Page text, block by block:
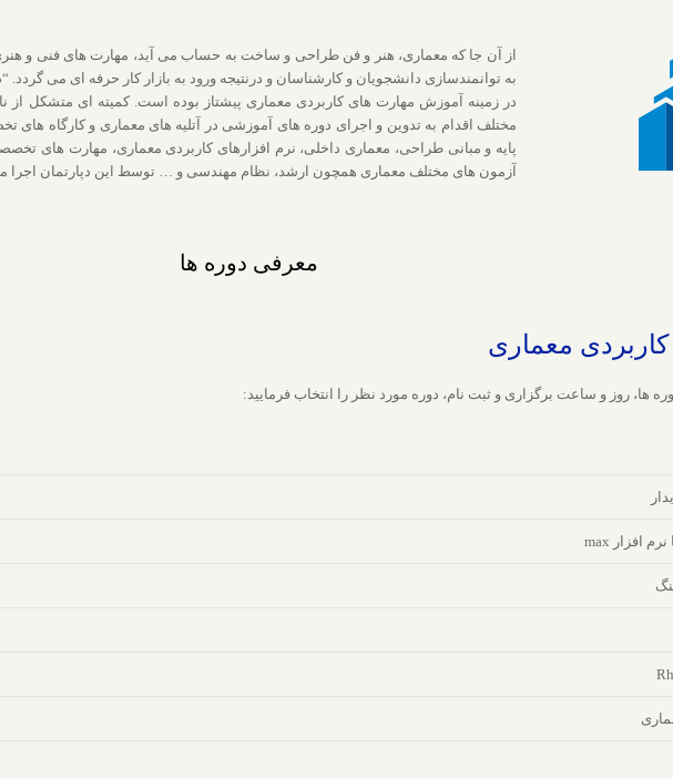
از آن جا که معماری، هنر و فن طراحی و ساخت به حساب می آید، مهارت های فنی و هنری
به توانمندسازی دانشجویان و کارشناسان و درنتیجه ورود به بازار کار حرفه ای می
در زمینه آموزش مهارت های کاربردی معماری پیشتاز بوده است. کمیته ای متشکل از
مختلف اقدام به تدوین و اجرای دوره های آموزشی در آتلیه های معماری و کارگاه
پایه و مبانی طراحی، معماری داخلی، نرم افزارهای کاربردی معماری، مهارت های
آزمون های مختلف معماری همچون ارشد، نظام مهندسی و … توسط این دپارتمان اجرا
معرفی دوره ها
کاربردی معماری
روز و ساعت برگزاری و ثبت نام، دوره مورد نظر را انتخاب فرمایید: